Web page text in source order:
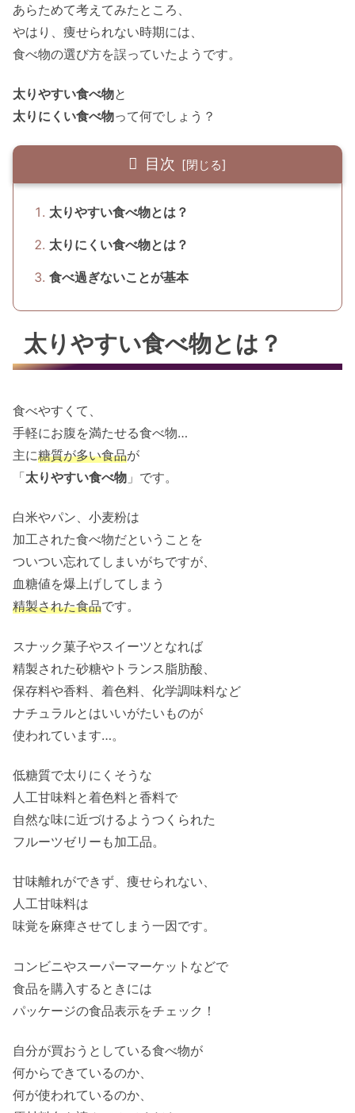
あらためて考えてみたところ、
やはり、痩せられない時期には、
食べ物の選び方を誤っていたようです。
太りやすい食べ物と
太りにくい食べ物って何でしょう？
目次
太りやすい食べ物とは？
太りにくい食べ物とは？
食べ過ぎないことが基本
太りやすい食べ物とは？
食べやすくて、
手軽にお腹を満たせる食べ物…
主に糖質が多い食品が
「太りやすい食べ物 」です。
白米やパン、小麦粉は
加工された食べ物だということを
ついつい忘れてしまいがちですが、
血糖値を爆上げしてしまう
精製された食品です。
スナック菓子やスイーツとなれば
精製された砂糖やトランス脂肪酸、
保存料や香料、着色料、化学調味料など
ナチュラルとはいいがたいものが
使われています…。
低糖質で太りにくそうな
人工甘味料と着色料と香料で
自然な味に近づけるようつくられた
フルーツゼリーも加工品。
甘味離れができず、痩せられない、
人工甘味料は
味覚を麻痺させてしまう一因です。
コンビニやスーパーマーケットなどで
食品を購入するときには
パッケージの食品表示をチェック！
自分が買おうとしている食べ物が
何からできているのか、
何が使われているのか、